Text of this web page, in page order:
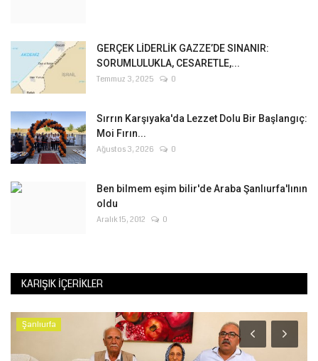
GERÇEK LİDERLİK GAZZE’DE SINANIR:
SORUMLULUKLA, CESARETLE,...
Temmuz 3, 2025 0
Sırrın Karşıyaka'da Lezzet Dolu Bir Başlangıç:
Moi Fırın...
Ağustos 3, 2026 0
Ben bilmem eşim bilir'de Araba Şanlıurfa'lının
oldu
Aralık 15, 2012 0
KARIŞIK İÇERIKLER
Şanlıurfa